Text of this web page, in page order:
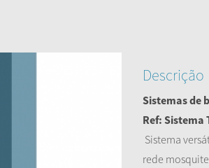
Descrição
Sistemas de
Ref: Sistema
Sistema
rede